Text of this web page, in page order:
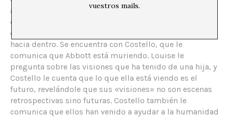
auténticas patas. Pero ¿por qué nos visitan los
calafantes? Louise se precipita de nuevo a la nave
espacial, y aparece el transbordador que se la lleva
hacia dentro. Se encuentra con Costello, que le
comunica que Abbott está muriendo. Louise le
pregunta sobre las visiones que ha tenido de una hija, y
Costello le cuenta que lo que ella está viendo es el
futuro, revelándole que sus «visiones» no son escenas
retrospectivas sino futuras. Costello también le
comunica que ellos han venido a ayudar a la humanidad
vuestros mails.